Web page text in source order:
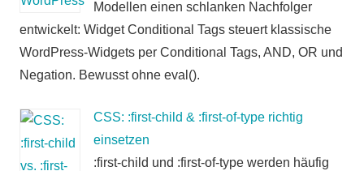
Modellen einen schlanken Nachfolger
entwickelt: Widget Conditional Tags steuert klassische
WordPress-Widgets per Conditional Tags, AND, OR und
Negation. Bewusst ohne eval().
CSS: :first-child & :first-of-type richtig
einsetzen
:first-child und :first-of-type werden häufig